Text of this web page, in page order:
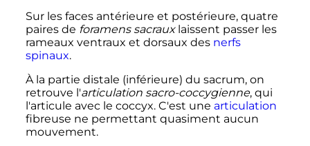
Sur les faces antérieure et postérieure, quatre
paires de foramens sacrauxlaissent passer les
rameaux ventraux et dorsaux des nerfs
spinaux.
À la partie distale (inférieure) du sacrum, on
retrouve l'articulation sacro-coccygienne, qui
l'articule avec le coccyx. C'est une articulation
fibreuse ne permettant quasiment aucun
mouvement.